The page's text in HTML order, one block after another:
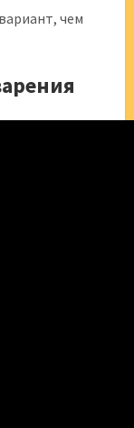
чем